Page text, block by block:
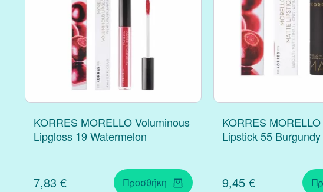
KORRES MORELLO Voluminous
Lipgloss 19 Watermelon
7,83 € Προσθήκη
KORRES
Lipstick 55
9,45 €